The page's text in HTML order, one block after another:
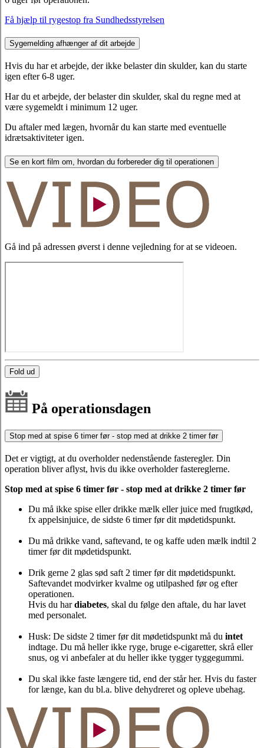
Få hjælp til rygestop fra Sundhedsstyrelsen
Sygemelding afhænger af dit arbejde
Hvis du har et arbejde, der ikke belaster din skulder, kan du starte
igen efter 6-8 uger.
Har du et arbejde, der belaster din skulder, skal du regne med at
være sygemeldt i minimum 12 uger.
Du aftaler med lægen, hvornår du kan starte med eventuelle
idrætsaktiviteter igen.
Se en kort film om, hvordan du forbereder dig til operationen
Gå ind på adressen øverst i denne vejledning for at se videoen.
Fold ud
På operationsdagen
Stop med at spise 6 timer før - stop med at drikke 2 timer før
Det er vigtigt, at du overholder nedenstående fasteregler. Din
operation bliver aflyst, hvis du ikke overholder fastereglerne.
Stop med at spise 6 timer før - stop med at drikke 2 timer før
Du må ikke spise eller drikke mælk eller juice med frugtkød,
fx appelsinjuice, de sidste 6 timer før dit mødetidspunkt.
Du må drikke vand, saftevand, te og kaffe uden mælk indtil 2
timer før dit mødetidspunkt.
Drik gerne 2 glas sød saft 2 timer før dit mødetidspunkt.
Saftevandet modvirker kvalme og utilpashed før og efter
operationen.
Hvis du hardiabetes, skal du følge den aftale, du har lavet
med personalet.
Husk: De sidste 2 timer før dit mødetidspunkt må du intet
indtage. Du må heller ikke ryge, bruge e-cigaretter, skrå eller
snus, og vi anbefaler at du heller ikke tygger tyggegummi.
Du skal ikke faste længere tid, end der står her. Hvis du faster
for længe, kan du bl.a. blive dehydreret og opleve ubehag.